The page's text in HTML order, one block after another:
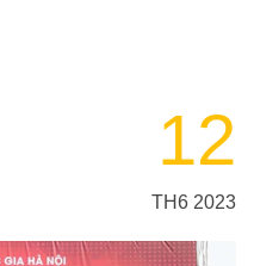
12
TH6 2023